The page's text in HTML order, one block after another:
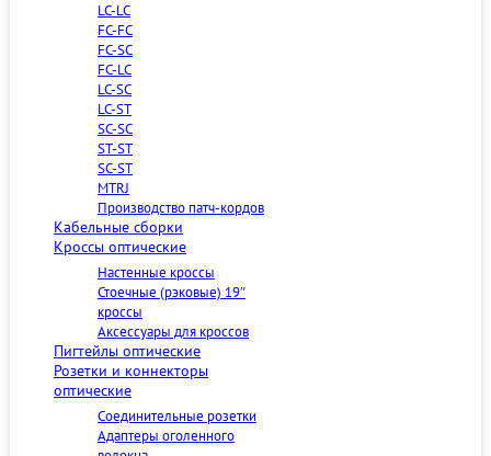
LC-LC
FC-FC
FC-SC
FC-LC
LC-SC
LC-ST
SC-SC
ST-ST
SC-ST
MTRJ
Производство патч-кордов
Кабельные сборки
Кроссы оптические
Настенные кроссы
Стоечные (рэковые) 19″
кроссы
Аксессуары для кроссов
Пигтейлы оптические
Розетки и коннекторы
оптические
Соединительные розетки
Адаптеры оголенного